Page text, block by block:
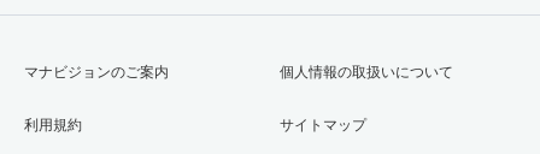
マナビジョンのご案内
利用規約
個人情報の取扱いについて
サイトマップ